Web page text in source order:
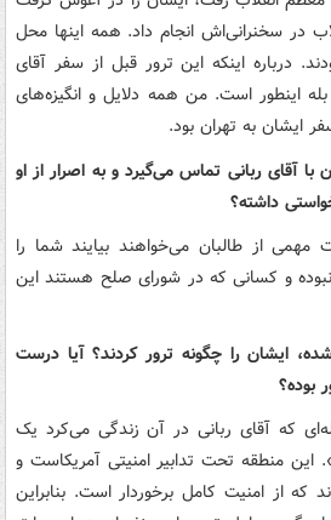
در سخنرانی‌اش انجام داد. همه اینها محل
درباره اینکه این ترور قبل از سفر آقای
بله اینطور است. من همه دلایل و انگیزه‌های
ایشان به تهران بود.
آقای ربانی تماس می‌گیرد و به اصرار از او
داشته؟
از طالبان می‌خواهند بیایند شما را
و کسانی که در شورای صلح هستند این
ایشان را چگونه ترور کردند؟ آیا درست
بوده؟
که آقای ربانی در آن زندگی می‌کرد یک
منطقه تحت تدابیر امنیتی آمریکاست و
که از امنیت کامل برخوردار است. بنابراین